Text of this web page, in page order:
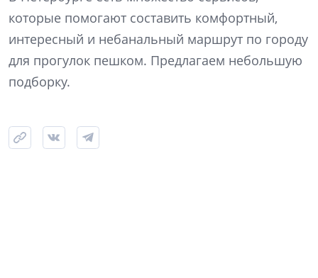
которые помогают составить комфортный,
интересный и небанальный маршрут по городу
для прогулок пешком. Предлагаем небольшую
подборку.